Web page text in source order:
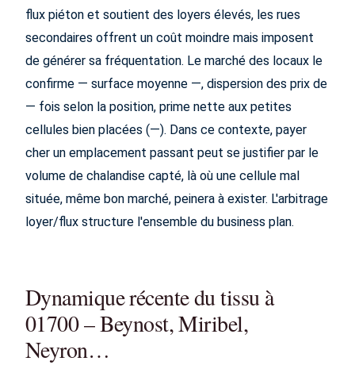
flux piéton et soutient des loyers élevés, les rues
secondaires offrent un coût moindre mais imposent
de générer sa fréquentation. Le marché des locaux le
confirme — surface moyenne —, dispersion des prix de
— fois selon la position, prime nette aux petites
cellules bien placées (—). Dans ce contexte, payer
cher un emplacement passant peut se justifier par le
volume de chalandise capté, là où une cellule mal
située, même bon marché, peinera à exister. L'arbitrage
loyer/flux structure l'ensemble du business plan.
Dynamique récente du tissu à
01700 – Beynost, Miribel,
Neyron…